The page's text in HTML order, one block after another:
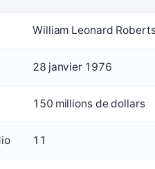
William Leonard
28 janvier 1976
150 millions de dollars
11